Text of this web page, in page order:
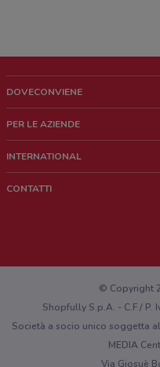
DOVECONVIENE
Chi siamo
Lavora con noi
PER LE AZIENDE
Richieste commerciali e marketing
INTERNATIONAL
CONTATTI
Hai un malfunzionamento sul
© Copyright
Shopfully S.p.A. - C.F / P.
Società a socio unico soggetta
MEDIA
Via Giosuè